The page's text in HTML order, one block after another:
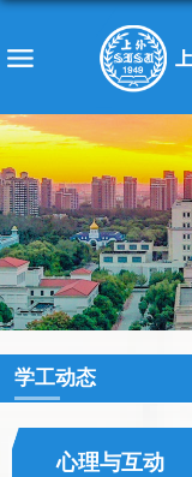
学工动态
心理与互动